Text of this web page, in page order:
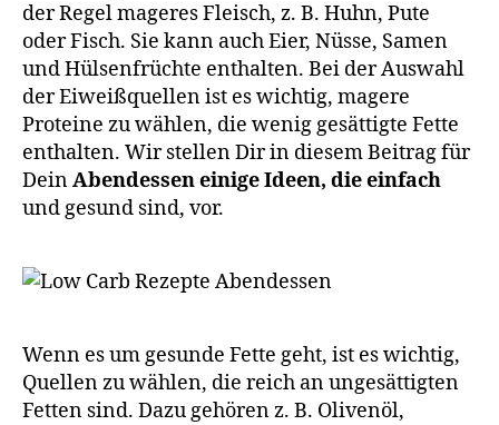
der Regel mageres Fleisch, z. B. Huhn, Pute
oder Fisch. Sie kann auch Eier, Nüsse, Samen
und Hülsenfrüchte enthalten. Bei der Auswahl
der Eiweißquellen ist es wichtig, magere
Proteine zu wählen, die wenig gesättigte Fette
enthalten. Wir stellen Dir in diesem Beitrag für
DeinAbendessen einige Ideen, die einfach
und gesund sind, vor.
Wenn es um gesunde Fette geht, ist es wichtig,
Quellen zu wählen, die reich an ungesättigten
Fetten sind. Dazu gehören z. B. Olivenöl,